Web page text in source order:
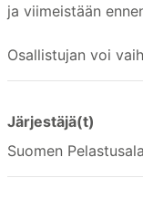
ja viimeistään
Osallistujan voi
Järjestäjä(t)
Suomen